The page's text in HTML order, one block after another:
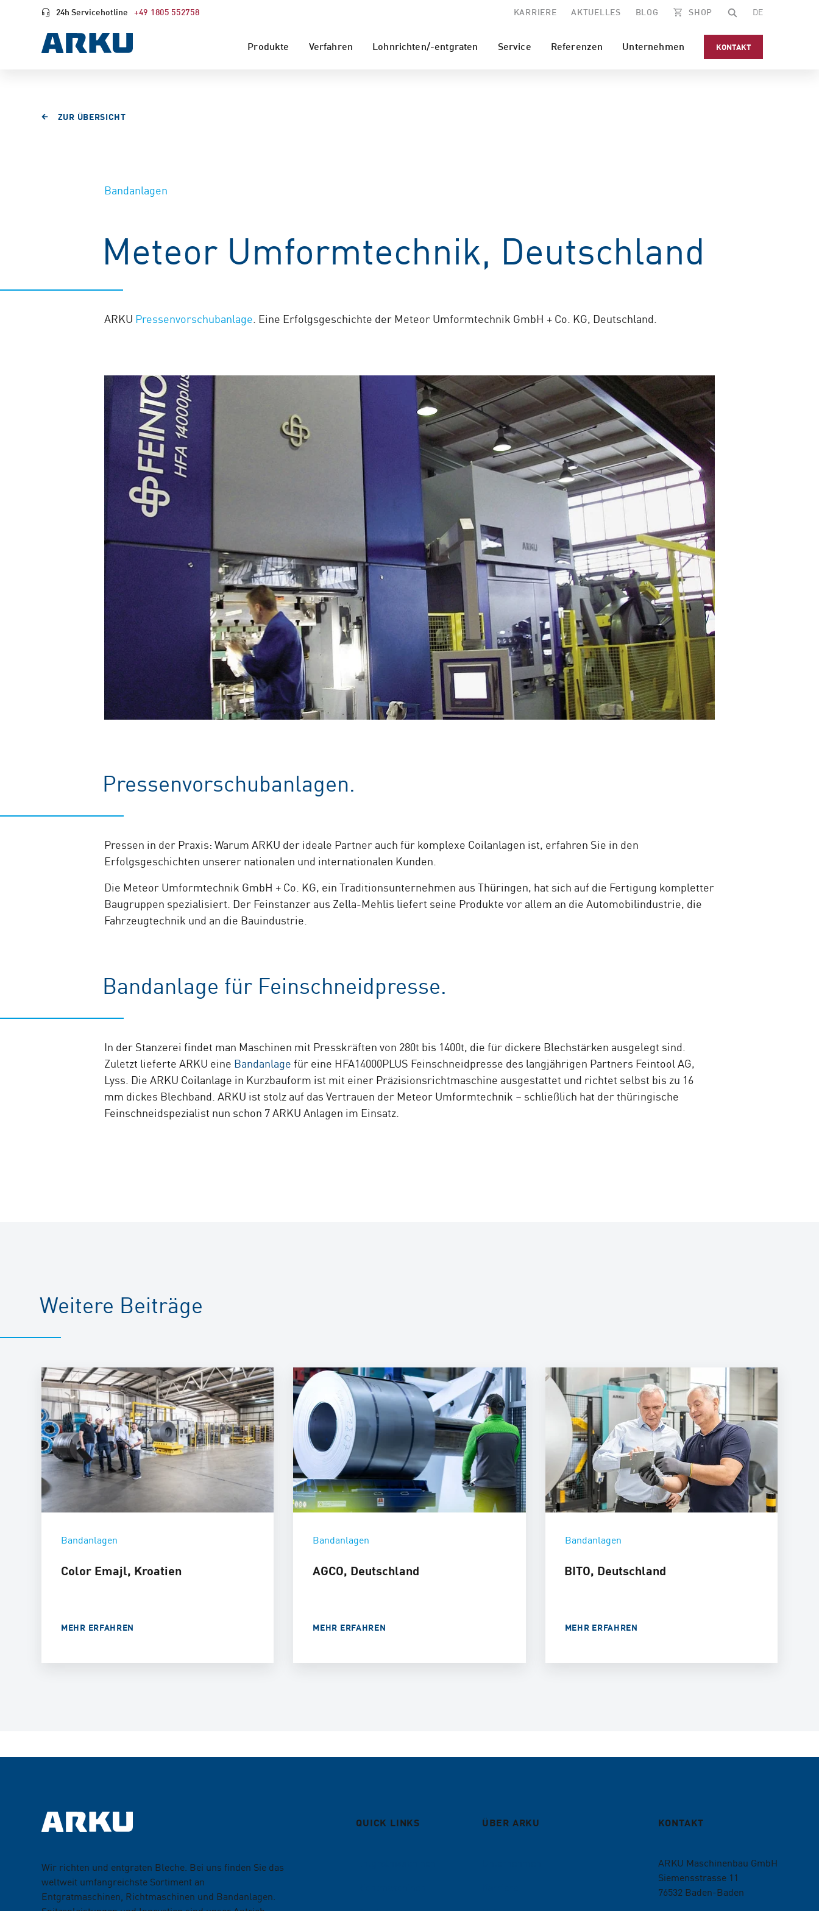
24h Servicehotline +49 1805 552758 KARRIERE AKTUELLES BLOG SHOP DE
Produkte Verfahren Lohnrichten/-entgraten Service Referenzen Unternehmen KONTAKT
ZUR ÜBERSICHT
Bandanlagen
Meteor Umformtechnik, Deutschland
ARKU Pressenvorschubanlage. Eine Erfolgsgeschichte der Meteor Umformtechnik GmbH + Co. KG, Deutschland.
Pressenvorschubanlagen.
Pressen in der Praxis: Warum ARKU der ideale Partner auch für komplexe Coilanlagen ist, erfahren Sie in den
Erfolgsgeschichten unserer nationalen und internationalen Kunden.
Die Meteor Umformtechnik GmbH + Co. KG, ein Traditionsunternehmen aus Thüringen, hat sich auf die Fertigung kompletter
Baugruppen spezialisiert. Der Feinstanzer aus Zella-Mehlis liefert seine Produkte vor allem an die Automobilindustrie, die
Fahrzeugtechnik und an die Bauindustrie.
Bandanlage für Feinschneidpresse.
In der Stanzerei findet man Maschinen mit Presskräften von 280t bis 1400t, die für dickere Blechstärken ausgelegt sind.
Zuletzt lieferte ARKU eine Bandanlage für eine HFA14000PLUS Feinschneidpresse des langjährigen Partners Feintool AG,
Lyss. Die ARKU Coilanlage in Kurzbauform ist mit einer Präzisionsrichtmaschine ausgestattet und richtet selbst bis zu 16
mm dickes Blechband. ARKU ist stolz auf das Vertrauen der Meteor Umformtechnik – schließlich hat der thüringische
Feinschneidspezialist nun schon 7 ARKU Anlagen im Einsatz.
Weitere Beiträge
Bandanlagen
Color Emajl, Kroatien
MEHR ERFAHREN
Bandanlagen
AGCO, Deutschland
MEHR ERFAHREN
Bandanlagen
BITO, Deutschland
MEHR ERFAHREN
Wir richten und entgraten Bleche. Bei uns finden Sie das
weltweit umfangreichste Sortiment an
Entgratmaschinen, Richtmaschinen und Bandanlagen.
QUICK LINKS ÜBER ARKU KONTAKT
ARKU Maschinenbau GmbH
Siemensstrasse 11
76532 Baden-Baden